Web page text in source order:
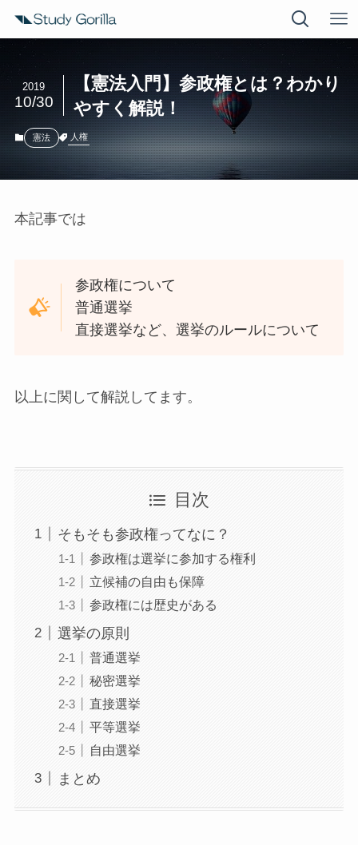
【憲法入門】参政権とは？わかり
やすく解説！
2019
10/30
憲法 人権
本記事では
参政権について
普通選挙
直接選挙など、選挙のルールについて
以上に関して解説してます。
目次
そもそも参政権ってなに？
参政権は選挙に参加する権利
立候補の自由も保障
参政権には歴史がある
選挙の原則
普通選挙
秘密選挙
直接選挙
平等選挙
自由選挙
まとめ